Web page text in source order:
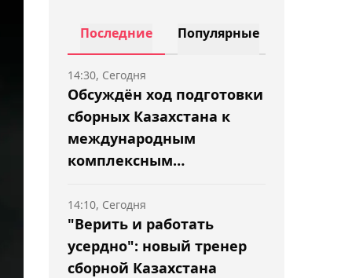
Последние Популярные
Обсуждён ход подготовки
сборных Казахстана к
международным
комплексным
14:30, Сегодня
"Верить и работать
усердно": новый тренер
сборной Казахстана
14:10, Сегодня